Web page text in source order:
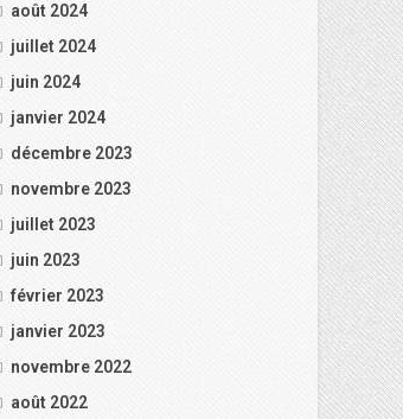
août 2024
juillet 2024
juin 2024
janvier 2024
décembre 2023
novembre 2023
juillet 2023
juin 2023
février 2023
janvier 2023
novembre 2022
août 2022